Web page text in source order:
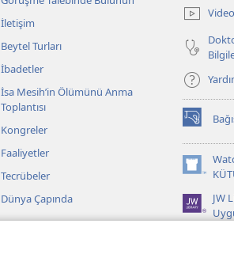
İletişim
Beytel Turları
İbadetler
İsa Mesih’in Ölümünü Anma
Toplantısı
Kongreler
Faaliyetler
Tecrübeler
Dünya Çapında
açar)
(yeni
pencere
açar)
(yeni
açar)
JW